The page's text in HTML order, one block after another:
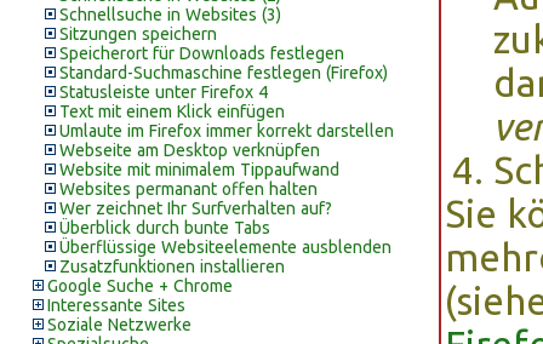
Schnellsuche in Websites (3)
Sitzungen speichern
Speicherort für Downloads festlegen
Standard-Suchmaschine festlegen (Firefox)
Statusleiste unter Firefox 4
Text mit einem Klick einfügen
Umlaute im Firefox immer korrekt darstellen
Webseite am Desktop verknüpfen
Website mit minimalem Tippaufwand
Websites permanant offen halten
Wer zeichnet Ihr Surfverhalten auf?
Überblick durch bunte Tabs
Überflüssige Websiteelemente ausblenden
Zusatzfunktionen installieren
Google Suche + Chrome
Interessante Sites
Soziale Netzwerke
Sie